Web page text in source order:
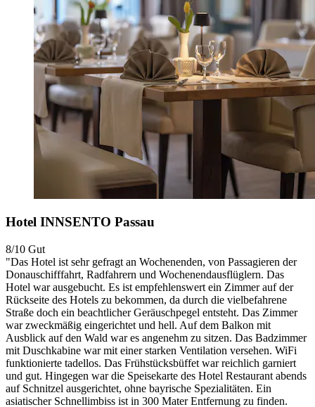
Hotel INNSENTO Passau
8/10 Gut
"Das Hotel ist sehr gefragt an Wochenenden, von Passagieren der
Donauschifffahrt, Radfahrern und Wochenendausflüglern. Das
Hotel war ausgebucht. Es ist empfehlenswert ein Zimmer auf der
Rückseite des Hotels zu bekommen, da durch die vielbefahrene
Straße doch ein beachtlicher Geräuschpegel entsteht. Das Zimmer
war zweckmäßig eingerichtet und hell. Auf dem Balkon mit
Ausblick auf den Wald war es angenehm zu sitzen. Das Badzimmer
mit Duschkabine war mit einer starken Ventilation versehen. WiFi
funktionierte tadellos. Das Frühstücksbüffet war reichlich garniert
und gut. Hingegen war die Speisekarte des Hotel Restaurant abends
auf Schnitzel ausgerichtet, ohne bayrische Spezialitäten. Ein
asiatischer Schnellimbiss ist in 300 Mater Entfernung zu finden.